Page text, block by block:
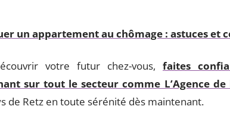
un appartement au chômage : astuces et
votre futur chez-vous, faites
sur tout le secteur comme L’Agence de
de Retz en toute sérénité dès maintenant.